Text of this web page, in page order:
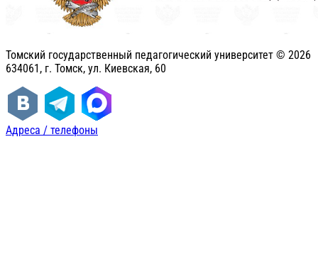
Томский государственный педагогический университет © 2026
634061, г. Томск, ул. Киевская, 60
Адреса / телефоны